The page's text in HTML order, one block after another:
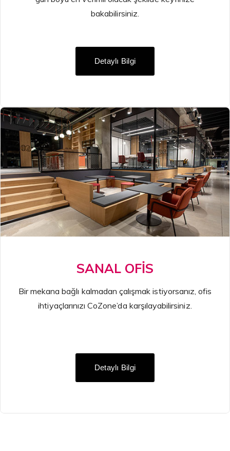
bakabilirsiniz.
Detaylı Bilgi
SANAL OFİS
Bir mekana bağlı kalmadan çalışmak istiyorsanız, ofis
ihtiyaçlarınızı CoZone’da karşılayabilirsiniz.
Detaylı Bilgi